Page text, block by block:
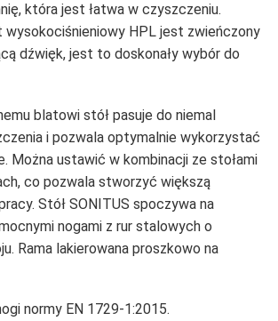
która jest łatwa w czyszczeniu.
wysokociśnieniowy HPL jest zwieńczony
dźwięk, jest to doskonały wybór do
blatowi stół pasuje do niemal
i pozwala optymalnie wykorzystać
Można ustawić w kombinacji ze stołami
co pozwala stworzyć większą
Stół SONITUS spoczywa na
nogami z rur stalowych o
Rama lakierowana proszkowo na
normy EN 1729-1:2015.